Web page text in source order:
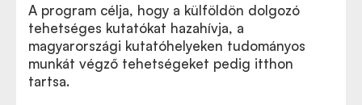
A program célja, hogy a külföldön dolgozó
tehetséges kutatókat hazahívja, a
magyarországi kutatóhelyeken tudományos
munkát végző tehetségeket pedig itthon
tartsa.